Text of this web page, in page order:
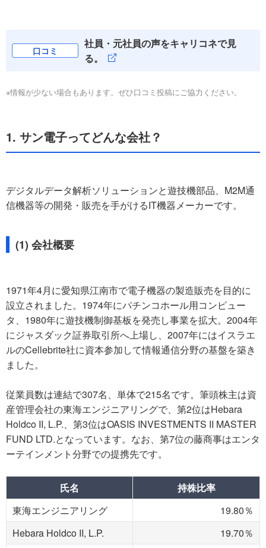
口コミ
社員・元社員の声をキャリコネで見
る。
※情報が少ない場合もあります。ぜひ口コミ投稿にご協力ください。
1. サン電子ってどんな会社？
デジタルデータ解析ソリューションと遊技機部品、M2M通
信機器等の開発・販売を手がけるIT機器メーカーです。
(1) 会社概要
1971年4月に愛知県江南市で電子機器の製造販売を目的に
設立されました。1974年にパチンコホール用コンピュー
タ、1980年に遊技機制御基板を発売し事業を拡大。2004年
にジャスダック証券取引所へ上場し、2007年にはイスラエ
ルのCellebrite社に資本参加して情報通信分野の基盤を築き
ました。
従業員数は連結で307名、単体で215名です。筆頭株主は資
産管理会社の東海エンジニアリングで、第2位はHebara
Holdco II, L.P.、第3位はOASIS INVESTMENTS II MASTER
FUND LTD.となっています。なお、第7位の藤商事はエンタ
ーテインメント分野での提携先です。
氏名
持株比率
東海エンジニアリング
19.80％
Hebara Holdco II, L.P.
19.70％